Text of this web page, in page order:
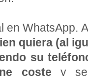
en WhatsApp.
quiera (al
su
coste y